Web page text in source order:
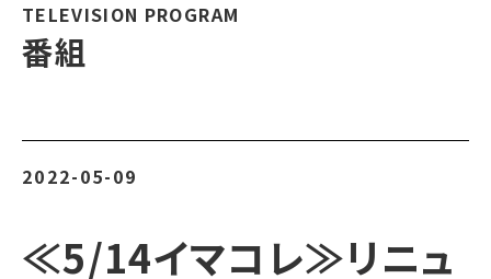
TELEVISION PROGRAM
番組
2022-05-09
≪5/14イマコレ≫リニュ